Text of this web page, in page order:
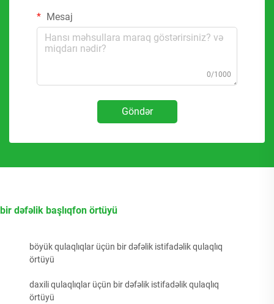
Mesaj
0/1000
Göndər
bir dəfəlik başlıqfon örtüyü
böyük qulaqlıqlar üçün bir dəfəlik istifadəlik qulaqlıq
örtüyü
daxili qulaqlıqlar üçün bir dəfəlik istifadəlik qulaqlıq
örtüyü